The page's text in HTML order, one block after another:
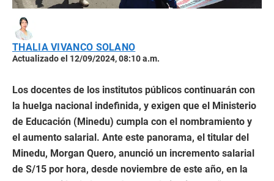
THALIA VIVANCO SOLANO
Actualizado el 12/09/2024, 08:10 a.m.
Los docentes de los institutos públicos continuarán con
la huelga nacional indefinida, y exigen que el Ministerio
de Educación (Minedu) cumpla con el nombramiento y
el aumento salarial. Ante este panorama, el titular del
Minedu, Morgan Quero, anunció un incremento salarial
de S/15 por hora, desde noviembre de este año, en la